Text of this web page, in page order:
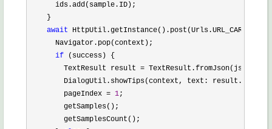
      ids.add(sample.ID);
    }
await
      Navigator.pop(context);
if (success) {
        TextResult result
=
DialogUtil.showTips(context, text:
        pageIndex
= 1;
        getSamples();
        getSamplesCount();